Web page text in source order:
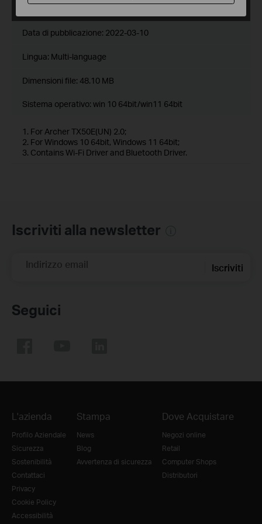
Data di pubblicazione: 2022-03-10
Lingua: Multi-language
Dimensioni file: 48.10 MB
Sistema operativo: win 10 64bit/win11 64bit
1. For Archer TX50E(UN) 2.0;
2. For Windows 10 64bit, Windows 11 64bit;
3. Contains Wi-Fi Driver and Bluetooth Driver.
Iscriviti alla newsletter
Indirizzo email Iscriviti
Seguici
L'azienda
Profilo Aziendale
Sicurezza
Sostenibilità
Contattaci
Privacy
Cookie Policy
Accessibilità
Stampa
News
Blog
Avvertenza di sicurezza
Dove Acquistare
Negozi online
Retail
Computer Shops
Distributori